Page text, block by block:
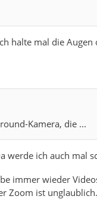
halte mal die Augen
Kamera, die ...
werde ich auch mal
immer wieder
Zoom ist